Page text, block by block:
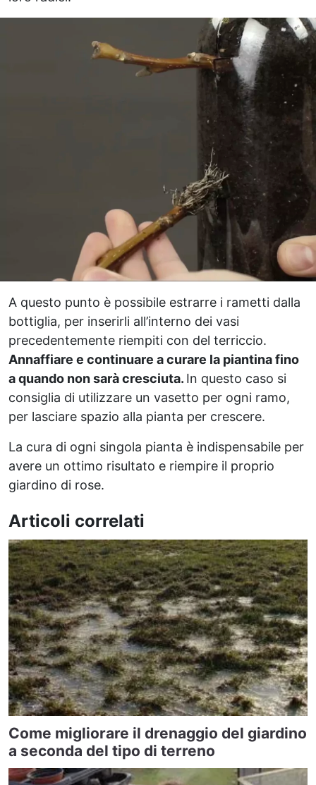
A questo punto è possibile estrarre i rametti dalla
bottiglia, per inserirli all’interno dei vasi
precedentemente riempiti con del terriccio.
Annaffiare e continuare a curare la piantina fino
a quando non sarà cresciuta. In questo caso si
consiglia di utilizzare un vasetto per ogni ramo,
per lasciare spazio alla pianta per crescere.
La cura di ogni singola pianta è indispensabile per
avere un ottimo risultato e riempire il proprio
giardino di rose.
Articoli correlati
Come migliorare il drenaggio del giardino
a seconda del tipo di terreno